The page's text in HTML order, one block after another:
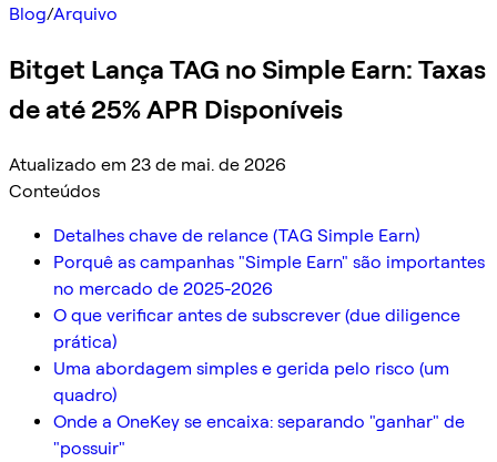
Blog/Arquivo
Bitget Lança TAG no Simple Earn: Taxas
de até 25% APR Disponíveis
Atualizado em 23 de mai. de 2026
Conteúdos
Detalhes chave de relance (TAG Simple Earn)
Porquê as campanhas "Simple Earn" são importantes
no mercado de 2025-2026
O que verificar antes de subscrever (due diligence
prática)
Uma abordagem simples e gerida pelo risco (um
quadro)
Onde a OneKey se encaixa: separando "ganhar" de
"possuir"